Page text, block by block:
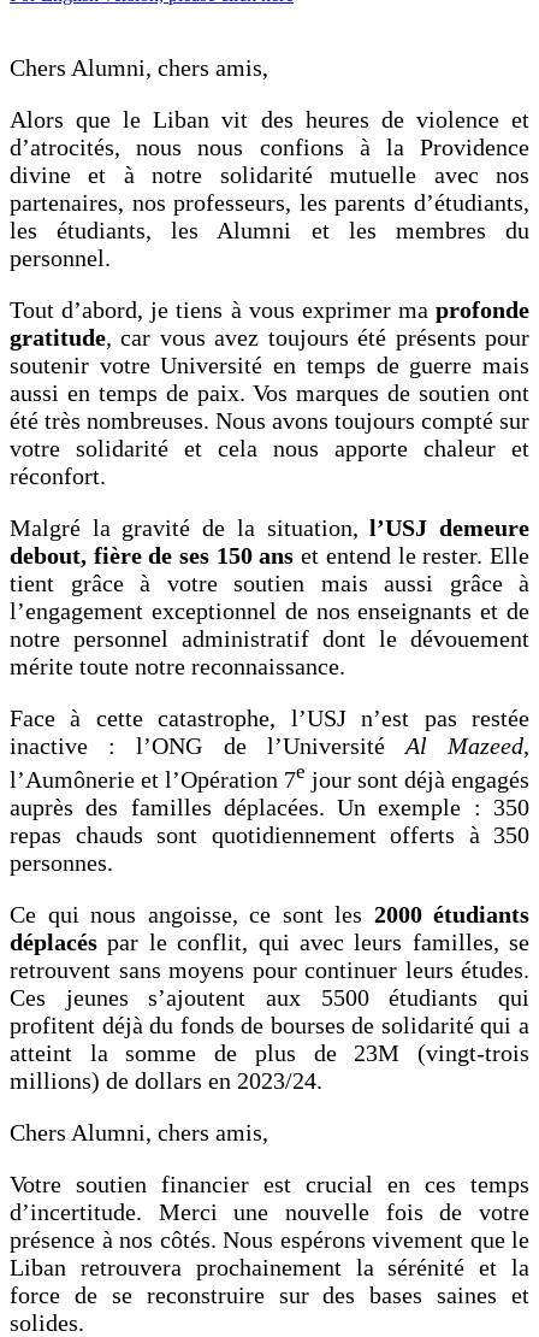
Chers Alumni, chers amis,
Alors que le Liban vit des heures de violence et
d’atrocités, nous nous confions à la Providence
divine et à notre solidarité mutuelle avec nos
partenaires, nos professeurs, les parents d’étudiants,
les étudiants, les Alumni et les membres du
personnel.
Tout d’abord, je tiens à vous exprimer ma profonde
gratitude, car vous avez toujours été présents pour
soutenir votre Université en temps de guerre mais
aussi en temps de paix. Vos marques de soutien ont
été très nombreuses. Nous avons toujours compté sur
votre solidarité et cela nous apporte chaleur et
réconfort.
Malgré la gravité de la situation,l’USJ demeure
debout, fière de ses 150 ans et entend le rester. Elle
tient grâce à votre soutien mais aussi grâce à
l’engagement exceptionnel de nos enseignants et de
notre personnel administratif dont le dévouement
mérite toute notre reconnaissance.
Face à cette catastrophe, l’USJ n’est pas restée
inactive : l’ONG de l’Université Al Mazeed,
l’Aumônerie et l’Opération 7e jour sont déjà engagés
auprès des familles déplacées. Un exemple : 350
repas chauds sont quotidiennement offerts à 350
personnes.
Ce qui nous angoisse, ce sont les 2000 étudiants
déplacés par le conflit, qui avec leurs familles, se
retrouvent sans moyens pour continuer leurs études.
Ces jeunes s’ajoutent aux 5500 étudiants qui
profitent déjà du fonds de bourses de solidarité qui a
atteint la somme de plus de 23M (vingt-trois
millions) de dollars en 2023/24.
Chers Alumni, chers amis,
Votre soutien financier est crucial en ces temps
d’incertitude. Merci une nouvelle fois de votre
présence à nos côtés. Nous espérons vivement que le
Liban retrouvera prochainement la sérénité et la
force de se reconstruire sur des bases saines et
solides.